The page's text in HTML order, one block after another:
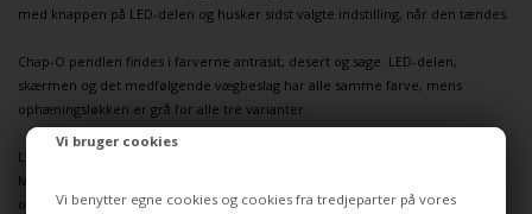
Vi bruger cookies
Vi benytter egne cookies og cookies fra tredjeparter på vores
med knappen på LED-delen og husker sidst valgte indstilling, når den tændes.
Chap-O pendlen findes i farverne antrasit, desert og sage. LED-delen,
skærmen og det medfølgende vægbeslag har alle samme farve, mens
ophæningsløkken er grå for alle tre varianter.
Lyskilde: Integreret LED 0,22W (2200K) trinløs dæmpbar
Mål: Skærm: Ø15,7 x 6,5 cm, vægbeslag: H2,2 x B2,2 x L16,7 cm,
ophængningsløkke: L80 cm